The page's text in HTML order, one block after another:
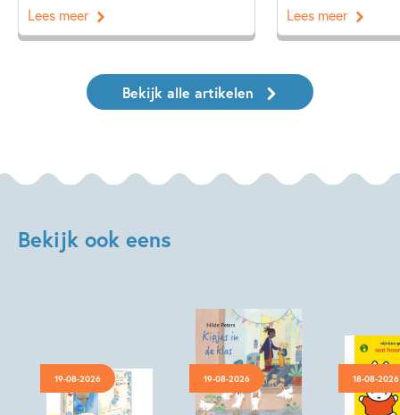
Lees meer Lees meer
Bekijk alle artikelen
Bekijk ook eens
19-08-2026 19-08-2026 18-08-2026